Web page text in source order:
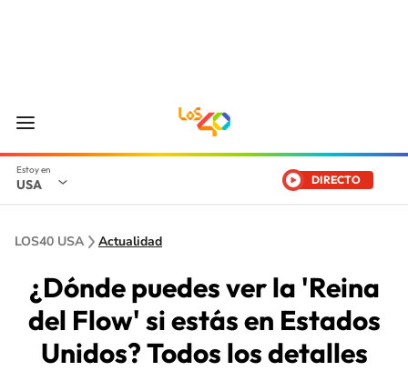
USA DIRECTO
LOS40 USA Actualidad
¿Dónde puedes ver la 'Reina
del Flow' si estás en Estados
Unidos? Todos los detalles